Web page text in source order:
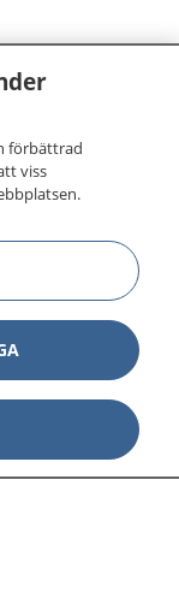
och vård
om
kontakta.
dina
för
förbättrad
viss